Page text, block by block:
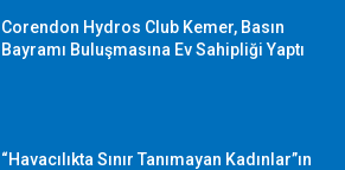
Corendon Hydros Club Kemer, Basın
Bayramı Buluşmasına Ev Sahipliği Yaptı
“Havacılıkta Sınır Tanımayan Kadınlar”ın